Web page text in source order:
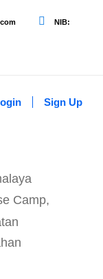
NIB:
Sign Up
Camp,